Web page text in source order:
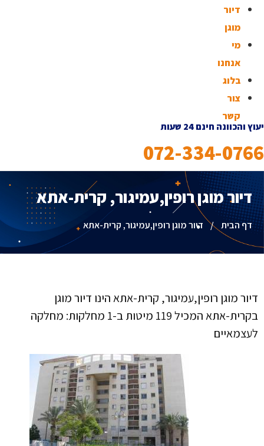
דיור
מוגן
מי
אנחנו
בלוג
צור
קשר
יעוץ והכוונה חינם 24 שעות
072-334-0766
דיור מוגן רופין,עמיגור, קרית-אתא
דף הבית / דיור מוגן רופין,עמיגור, קרית-אתא
דיור מוגן רופין,עמיגור, קרית-אתא הינו דיור מוגן
בקרית-אתא המכיל 119 מיטות ב-1 מחלקות: מחלקה
לעצמאיים